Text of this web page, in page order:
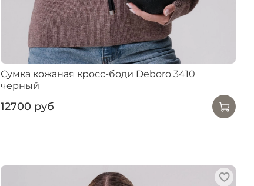
Сумка кожаная кросс-боди Deboro 3410
черный
12700 руб